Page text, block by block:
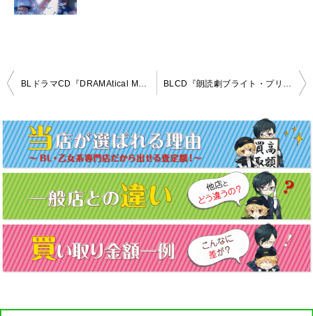
投
ナ
ビ
ゲ
ー
シ
ョ
ン
BLドラマCD『DRAMAtical Murder』全5巻セット高価買取！ BLCD『朗読劇ブライト・プリズン学園の禁じられた蜜事#3』高価買取！